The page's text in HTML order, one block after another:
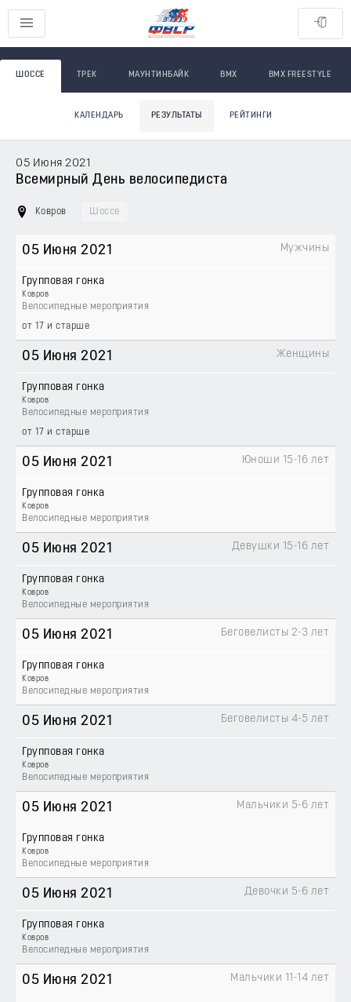
ШОССЕ ТРЕК МАУНТИНБАЙК BMX BMX FREESTYLE
КАЛЕНДАРЬ РЕЗУЛЬТАТЫ РЕЙТИНГИ
05 Июня 2021
Всемирный День велосипедиста
Ковров Шоссе
05 Июня 2021
Групповая гонка
Ковров
Велосипедные мероприятия
Мужчины
от 17 и старше
05 Июня 2021
Групповая гонка
Ковров
Велосипедные мероприятия
Женщины
от 17 и старше
05 Июня 2021
Групповая гонка
Ковров
Велосипедные мероприятия
Юноши 15-16 лет
05 Июня 2021
Групповая гонка
Ковров
Велосипедные мероприятия
Девушки 15-16 лет
05 Июня 2021
Групповая гонка
Ковров
Велосипедные мероприятия
Беговелисты 2-3 лет
05 Июня 2021
Групповая гонка
Ковров
Велосипедные мероприятия
Беговелисты 4-5 лет
05 Июня 2021
Групповая гонка
Ковров
Велосипедные мероприятия
Мальчики 5-6 лет
05 Июня 2021
Групповая гонка
Ковров
Велосипедные мероприятия
Девочки 5-6 лет
05 Июня 2021 Мальчики 11-14 лет